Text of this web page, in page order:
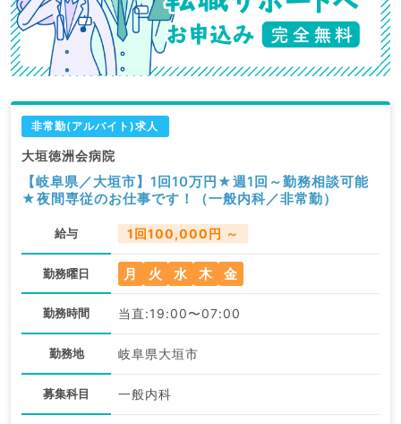
非常勤(アルバイト)求人
大垣徳洲会病院
【岐阜県／大垣市】1回10万円★週1回～勤務相談可能
★夜間専従のお仕事です！（一般内科／非常勤）
給与 1回100,000円 ～
勤務曜日 月 火 水 木 金
勤務時間 当直:19:00〜07:00
勤務地 岐阜県大垣市
募集科目 一般内科